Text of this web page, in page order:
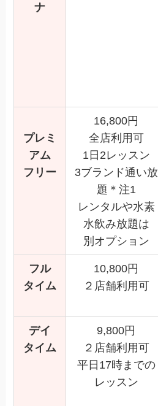
ナ
プレミ
アム
フリー
16,800円
全店利用可
1日2レッスン
3ブランド通い放
題＊注1
レンタルや水素
水飲み放題は
別オプション
フル
タイム
10,800円
２店舗利用可
デイ
タイム
9,800円
２店舗利用可
平日17時までの
レッスン